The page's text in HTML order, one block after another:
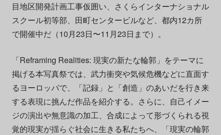
目地区開発計画工事仮囲い、さくらインターナショナル
スクール初等部、田町センタービルなど、都内12カ所
で開催中だ（10月23日〜11月23日まで）。
「Reframing Realities: 現実の新たな輪郭」をテーマに
掲げる本写真祭では、武力衝突や気候危機などに直面す
るヨーロッパで、「記録」と「創造」のあいだを行き来
する表現に挑んだ作品を紹介する。さらに、自己イメー
ジの演出や無意識の加工、合成によって形づくられる視
覚的現実が揺らぐ社会に生きる私たちへ、「現実の輪郭